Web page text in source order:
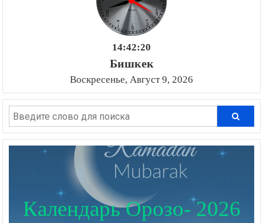
14:42:21
Бишкек
Воскресенье, Август 9, 2026
Календарь Орозо- 2026